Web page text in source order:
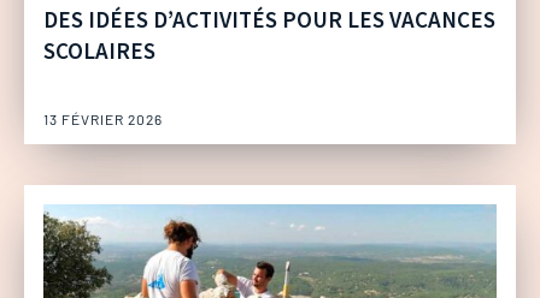
DES IDÉES D’ACTIVITÉS POUR LES VACANCES
SCOLAIRES
13 FÉVRIER 2026